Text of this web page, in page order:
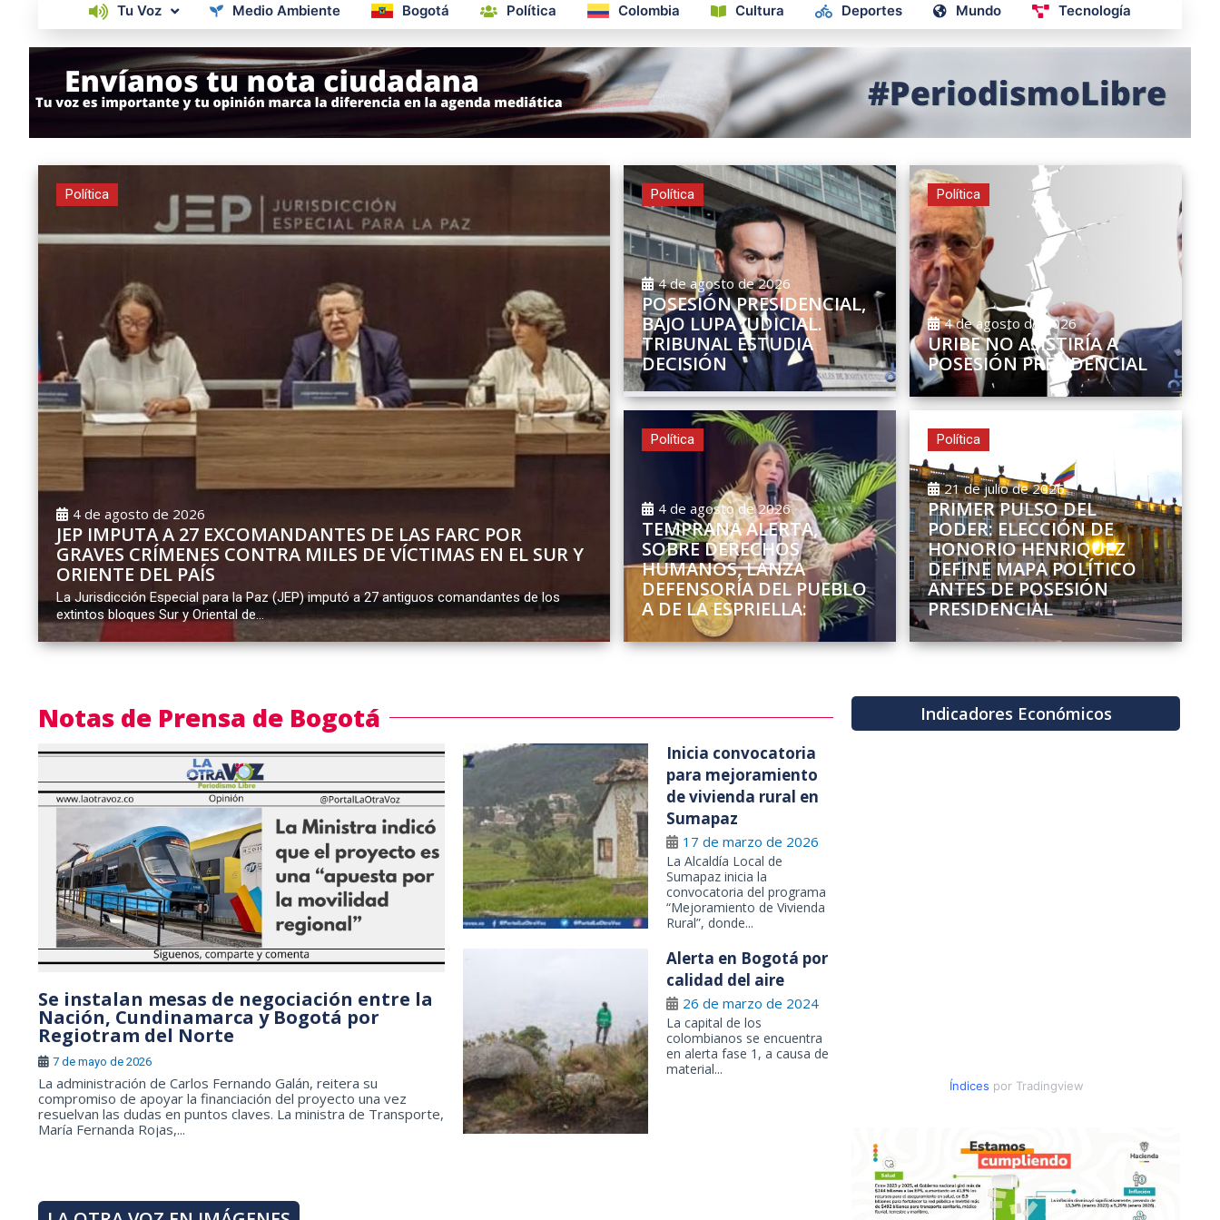
Tu Voz Medio Ambiente Bogotá Política Colombia Cultura Deportes Mundo Tecnología
Política
4 de agosto de 2026
JEP IMPUTA A 27 EXCOMANDANTES DE LAS FARC POR
GRAVES CRÍMENES CONTRA MILES DE VÍCTIMAS EN EL SUR Y
ORIENTE DEL PAÍS
La Jurisdicción Especial para la Paz (JEP) imputó a 27 antiguos comandantes de los
extintos bloques Sur y Oriental de...
Política
4 de agosto de 2026
POSESIÓN PRESIDENCIAL,
BAJO LUPA JUDICIAL.
TRIBUNAL ESTUDIA
DECISIÓN
Política
4 de agosto de 2026
URIBE NO ASISTIRÍA A
POSESIÓN PRESIDENCIAL
Política
4 de agosto de 2026
TEMPRANA ALERTA,
SOBRE DERECHOS
HUMANOS, LANZA
DEFENSORÍA DEL PUEBLO
A DE LA ESPRIELLA:
Política
21 de julio de 2026
PRIMER PULSO DEL
PODER: ELECCIÓN DE
HONORIO HENRIQUEZ
DEFINE MAPA POLÍTICO
ANTES DE POSESIÓN
PRESIDENCIAL
Notas de Prensa de Bogotá
Se instalan mesas de negociación entre la
Nación, Cundinamarca y Bogotá por
Regiotram del Norte
7 de mayo de 2026
La administración de Carlos Fernando Galán, reitera su
compromiso de apoyar la financiación del proyecto una vez
resuelvan las dudas en puntos claves. La ministra de Transporte,
María Fernanda Rojas,...
Inicia convocatoria
para mejoramiento
de vivienda rural en
Sumapaz
17 de marzo de 2026
La Alcaldía Local de
Sumapaz inicia la
convocatoria del programa
“Mejoramiento de Vivienda
Rural”, donde...
Alerta en Bogotá por
calidad del aire
26 de marzo de 2024
La capital de los
colombianos se encuentra
en alerta fase 1, a causa de
material...
Indicadores Económicos
Índices por Tradingview